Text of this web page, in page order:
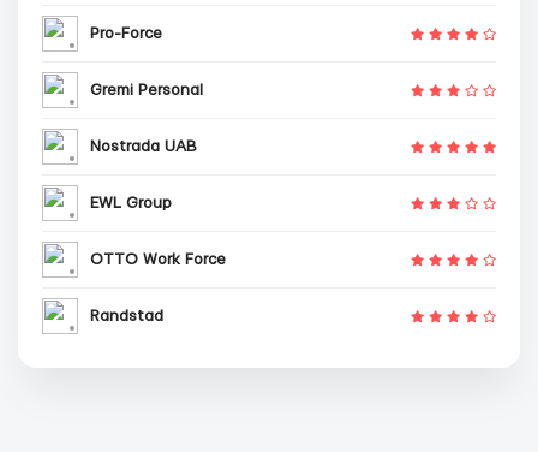
Pro-Force
Gremi Personal
Nostrada UAB
EWL Group
OTTO Work Force
Randstad